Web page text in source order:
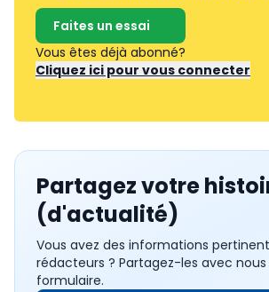
Faites un essai
Vous êtes déjà abonné?
Cliquez ici pour vous connecter
Partagez votre
(d'actualité)
Vous avez des informations
rédacteurs ? Partagez-les avec
formulaire.